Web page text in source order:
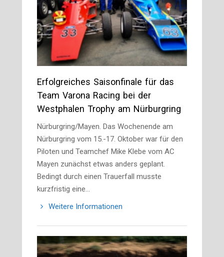
Erfolgreiches Saisonfinale für das
Team Varona Racing bei der
Westphalen Trophy am Nürburgring
Nürburgring/Mayen. Das Wochenende am
Nürburgring vom 15.-17. Oktober war für den
Piloten und Teamchef Mike Klebe vom AC
Mayen zunächst etwas anders geplant.
Bedingt durch einen Trauerfall musste
kurzfristig eine…
Weitere Informationen